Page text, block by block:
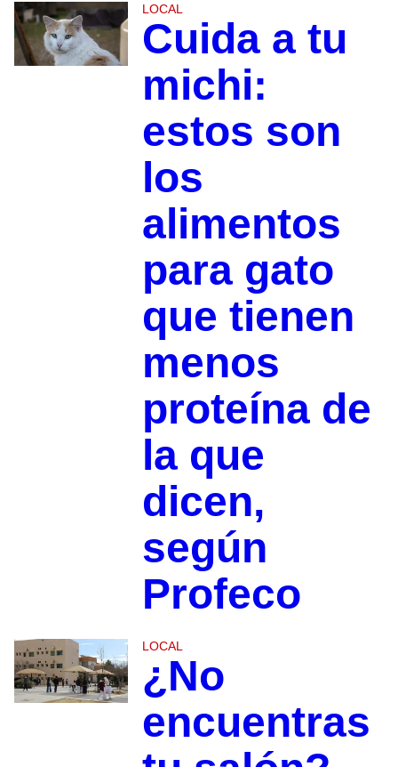
LOCAL
Cuida a tu
michi:
estos son
los
alimentos
para gato
que tienen
menos
proteína de
la que
dicen,
según
Profeco
LOCAL
¿No
encuentras